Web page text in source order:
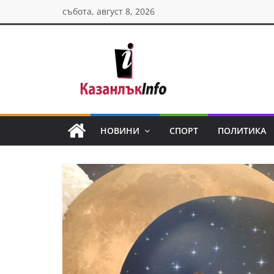
to
събота, август 8, 2026
Казанлък
инфо
о
и
н
о
НОВИНИ СПОРТ ПОЛИТИКА